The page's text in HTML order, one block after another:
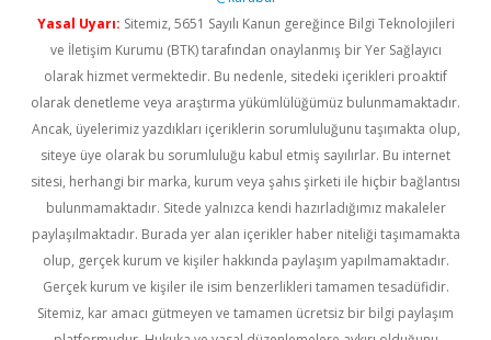
Yasal Uyarı: Sitemiz, 5651 Sayılı Kanun gereğince Bilgi Teknolojileri
ve İletişim Kurumu (BTK) tarafından onaylanmış bir Yer Sağlayıcı
olarak hizmet vermektedir. Bu nedenle, sitedeki içerikleri proaktif
olarak denetleme veya araştırma yükümlülüğümüz bulunmamaktadır.
Ancak, üyelerimiz yazdıkları içeriklerin sorumluluğunu taşımakta olup,
siteye üye olarak bu sorumluluğu kabul etmiş sayılırlar. Bu internet
sitesi, herhangi bir marka, kurum veya şahıs şirketi ile hiçbir bağlantısı
bulunmamaktadır. Sitede yalnızca kendi hazırladığımız makaleler
paylaşılmaktadır. Burada yer alan içerikler haber niteliği taşımamakta
olup, gerçek kurum ve kişiler hakkında paylaşım yapılmamaktadır.
Gerçek kurum ve kişiler ile isim benzerlikleri tamamen tesadüfidir.
Sitemiz, kar amacı gütmeyen ve tamamen ücretsiz bir bilgi paylaşım